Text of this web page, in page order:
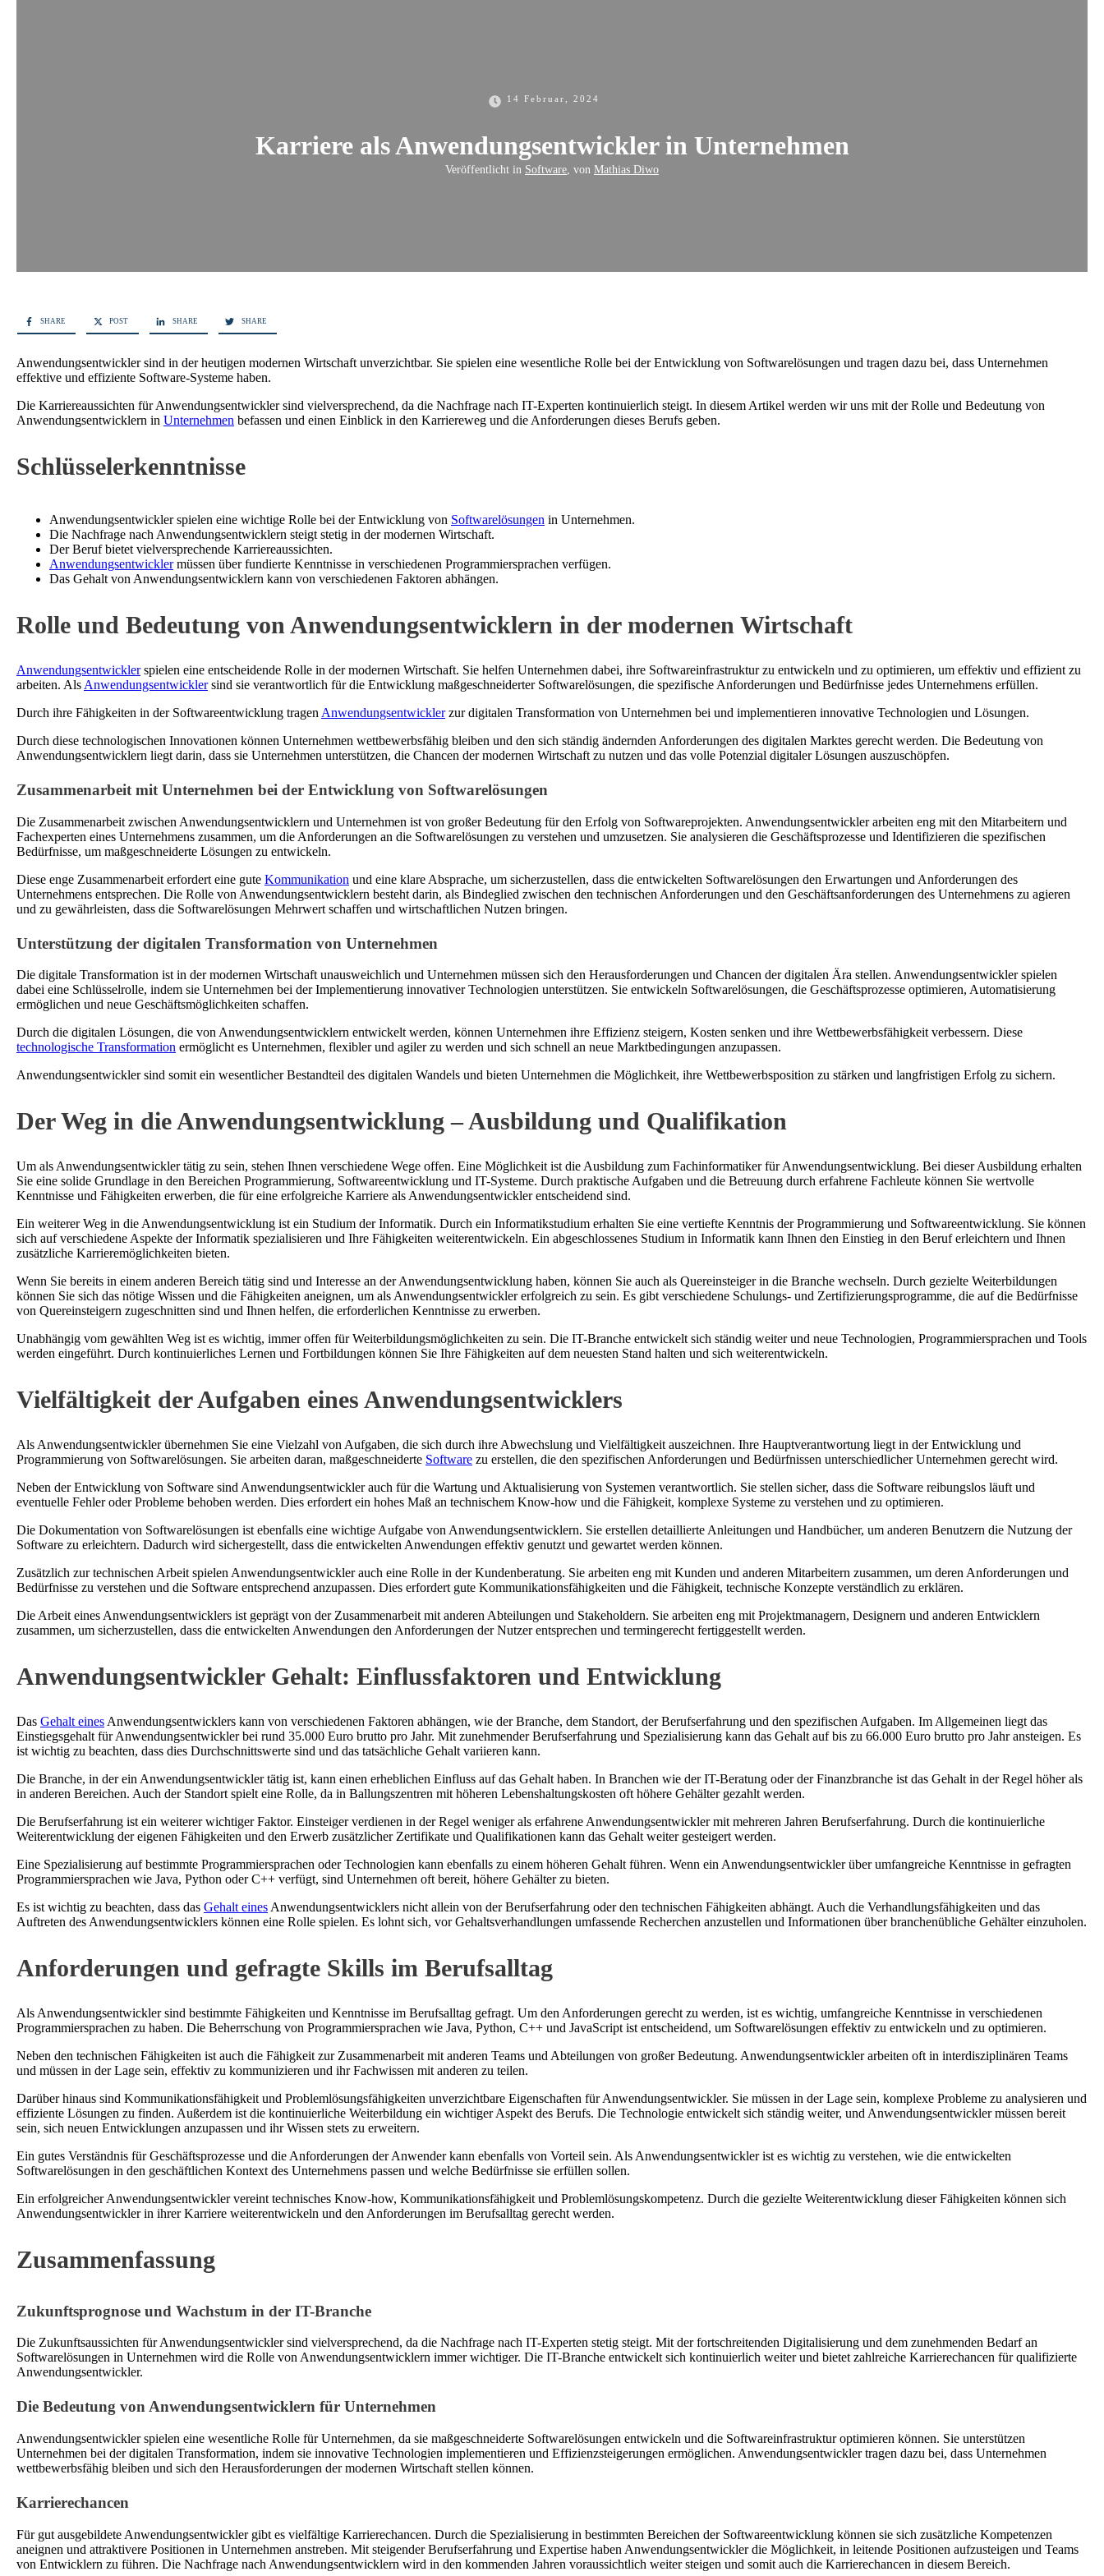
14 Februar, 2024
Karriere als Anwendungsentwickler in Unternehmen
Veröffentlicht in Software , von Mathias Diwo
SHARE POST SHARE SHARE
Anwendungsentwickler sind in der heutigen modernen Wirtschaft unverzichtbar. Sie spielen eine wesentliche Rolle bei der Entwicklung von Softwarelösungen und tragen dazu bei, dass Unternehmen
effektive und effiziente Software-Systeme haben.
Die Karriereaussichten für Anwendungsentwickler sind vielversprechend, da die Nachfrage nach IT-Experten kontinuierlich steigt. In diesem Artikel werden wir uns mit der Rolle und Bedeutung von
Anwendungsentwicklern in Unternehmen befassen und einen Einblick in den Karriereweg und die Anforderungen dieses Berufs geben.
Schlüsselerkenntnisse
Anwendungsentwickler spielen eine wichtige Rolle bei der Entwicklung von Softwarelösungen in Unternehmen.
Die Nachfrage nach Anwendungsentwicklern steigt stetig in der modernen Wirtschaft.
Der Beruf bietet vielversprechende Karriereaussichten.
Anwendungsentwicklermüssen über fundierte Kenntnisse in verschiedenen Programmiersprachen verfügen.
Das Gehalt von Anwendungsentwicklern kann von verschiedenen Faktoren abhängen.
Rolle und Bedeutung von Anwendungsentwicklern in der modernen Wirtschaft
Anwendungsentwicklerspielen eine entscheidende Rolle in der modernen Wirtschaft. Sie helfen Unternehmen dabei, ihre Softwareinfrastruktur zu entwickeln und zu optimieren, um effektiv und effizient zu
arbeiten. Als Anwendungsentwicklersind sie verantwortlich für die Entwicklung maßgeschneiderter Softwarelösungen, die spezifische Anforderungen und Bedürfnisse jedes Unternehmens erfüllen.
Durch ihre Fähigkeiten in der Softwareentwicklung tragen Anwendungsentwicklerzur digitalen Transformation von Unternehmen bei und implementieren innovative Technologien und Lösungen.
Durch diese technologischen Innovationen können Unternehmen wettbewerbsfähig bleiben und den sich ständig ändernden Anforderungen des digitalen Marktes gerecht werden. Die Bedeutung von
Anwendungsentwicklern liegt darin, dass sie Unternehmen unterstützen, die Chancen der modernen Wirtschaft zu nutzen und das volle Potenzial digitaler Lösungen auszuschöpfen.
Zusammenarbeit mit Unternehmen bei der Entwicklung von Softwarelösungen
Die Zusammenarbeit zwischen Anwendungsentwicklern und Unternehmen ist von großer Bedeutung für den Erfolg von Softwareprojekten. Anwendungsentwickler arbeiten eng mit den Mitarbeitern und
Fachexperten eines Unternehmens zusammen, um die Anforderungen an die Softwarelösungen zu verstehen und umzusetzen. Sie analysieren die Geschäftsprozesse und Identifizieren die spezifischen
Bedürfnisse, um maßgeschneiderte Lösungen zu entwickeln.
Diese enge Zusammenarbeit erfordert eine gute Kommunikation und eine klare Absprache, um sicherzustellen, dass die entwickelten Softwarelösungen den Erwartungen und Anforderungen des
Unternehmens entsprechen. Die Rolle von Anwendungsentwicklern besteht darin, als Bindeglied zwischen den technischen Anforderungen und den Geschäftsanforderungen des Unternehmens zu agieren
und zu gewährleisten, dass die Softwarelösungen Mehrwert schaffen und wirtschaftlichen Nutzen bringen.
Unterstützung der digitalen Transformation von Unternehmen
Die digitale Transformation ist in der modernen Wirtschaft unausweichlich und Unternehmen müssen sich den Herausforderungen und Chancen der digitalen Ära stellen. Anwendungsentwickler spielen
dabei eine Schlüsselrolle, indem sie Unternehmen bei der Implementierung innovativer Technologien unterstützen. Sie entwickeln Softwarelösungen, die Geschäftsprozesse optimieren, Automatisierung
ermöglichen und neue Geschäftsmöglichkeiten schaffen.
Durch die digitalen Lösungen, die von Anwendungsentwicklern entwickelt werden, können Unternehmen ihre Effizienz steigern, Kosten senken und ihre Wettbewerbsfähigkeit verbessern. Diese
technologische Transformation ermöglicht es Unternehmen, flexibler und agiler zu werden und sich schnell an neue Marktbedingungen anzupassen.
Anwendungsentwickler sind somit ein wesentlicher Bestandteil des digitalen Wandels und bieten Unternehmen die Möglichkeit, ihre Wettbewerbsposition zu stärken und langfristigen Erfolg zu sichern.
Der Weg in die Anwendungsentwicklung – Ausbildung und Qualifikation
Um als Anwendungsentwickler tätig zu sein, stehen Ihnen verschiedene Wege offen. Eine Möglichkeit ist die Ausbildung zum Fachinformatiker für Anwendungsentwicklung. Bei dieser Ausbildung erhalten
Sie eine solide Grundlage in den Bereichen Programmierung, Softwareentwicklung und IT-Systeme. Durch praktische Aufgaben und die Betreuung durch erfahrene Fachleute können Sie wertvolle
Kenntnisse und Fähigkeiten erwerben, die für eine erfolgreiche Karriere als Anwendungsentwickler entscheidend sind.
Ein weiterer Weg in die Anwendungsentwicklung ist ein Studium der Informatik. Durch ein Informatikstudium erhalten Sie eine vertiefte Kenntnis der Programmierung und Softwareentwicklung. Sie können
sich auf verschiedene Aspekte der Informatik spezialisieren und Ihre Fähigkeiten weiterentwickeln. Ein abgeschlossenes Studium in Informatik kann Ihnen den Einstieg in den Beruf erleichtern und Ihnen
zusätzliche Karrieremöglichkeiten bieten.
Wenn Sie bereits in einem anderen Bereich tätig sind und Interesse an der Anwendungsentwicklung haben, können Sie auch als Quereinsteiger in die Branche wechseln. Durch gezielte Weiterbildungen
können Sie sich das nötige Wissen und die Fähigkeiten aneignen, um als Anwendungsentwickler erfolgreich zu sein. Es gibt verschiedene Schulungs- und Zertifizierungsprogramme, die auf die Bedürfnisse
von Quereinsteigern zugeschnitten sind und Ihnen helfen, die erforderlichen Kenntnisse zu erwerben.
Unabhängig vom gewählten Weg ist es wichtig, immer offen für Weiterbildungsmöglichkeiten zu sein. Die IT-Branche entwickelt sich ständig weiter und neue Technologien, Programmiersprachen und Tools
werden eingeführt. Durch kontinuierliches Lernen und Fortbildungen können Sie Ihre Fähigkeiten auf dem neuesten Stand halten und sich weiterentwickeln.
Vielfältigkeit der Aufgaben eines Anwendungsentwicklers
Als Anwendungsentwickler übernehmen Sie eine Vielzahl von Aufgaben, die sich durch ihre Abwechslung und Vielfältigkeit auszeichnen. Ihre Hauptverantwortung liegt in der Entwicklung und
Programmierung von Softwarelösungen. Sie arbeiten daran, maßgeschneiderte Software zu erstellen, die den spezifischen Anforderungen und Bedürfnissen unterschiedlicher Unternehmen gerecht wird.
Neben der Entwicklung von Software sind Anwendungsentwickler auch für die Wartung und Aktualisierung von Systemen verantwortlich. Sie stellen sicher, dass die Software reibungslos läuft und
eventuelle Fehler oder Probleme behoben werden. Dies erfordert ein hohes Maß an technischem Know-how und die Fähigkeit, komplexe Systeme zu verstehen und zu optimieren.
Die Dokumentation von Softwarelösungen ist ebenfalls eine wichtige Aufgabe von Anwendungsentwicklern. Sie erstellen detaillierte Anleitungen und Handbücher, um anderen Benutzern die Nutzung der
Software zu erleichtern. Dadurch wird sichergestellt, dass die entwickelten Anwendungen effektiv genutzt und gewartet werden können.
Zusätzlich zur technischen Arbeit spielen Anwendungsentwickler auch eine Rolle in der Kundenberatung. Sie arbeiten eng mit Kunden und anderen Mitarbeitern zusammen, um deren Anforderungen und
Bedürfnisse zu verstehen und die Software entsprechend anzupassen. Dies erfordert gute Kommunikationsfähigkeiten und die Fähigkeit, technische Konzepte verständlich zu erklären.
Die Arbeit eines Anwendungsentwicklers ist geprägt von der Zusammenarbeit mit anderen Abteilungen und Stakeholdern. Sie arbeiten eng mit Projektmanagern, Designern und anderen Entwicklern
zusammen, um sicherzustellen, dass die entwickelten Anwendungen den Anforderungen der Nutzer entsprechen und termingerecht fertiggestellt werden.
Anwendungsentwickler Gehalt: Einflussfaktoren und Entwicklung
Das Gehalt eines Anwendungsentwicklers kann von verschiedenen Faktoren abhängen, wie der Branche, dem Standort, der Berufserfahrung und den spezifischen Aufgaben. Im Allgemeinen liegt das
Einstiegsgehalt für Anwendungsentwickler bei rund 35.000 Euro brutto pro Jahr. Mit zunehmender Berufserfahrung und Spezialisierung kann das Gehalt auf bis zu 66.000 Euro brutto pro Jahr ansteigen. Es
ist wichtig zu beachten, dass dies Durchschnittswerte sind und das tatsächliche Gehalt variieren kann.
Die Branche, in der ein Anwendungsentwickler tätig ist, kann einen erheblichen Einfluss auf das Gehalt haben. In Branchen wie der IT-Beratung oder der Finanzbranche ist das Gehalt in der Regel höher als
in anderen Bereichen. Auch der Standort spielt eine Rolle, da in Ballungszentren mit höheren Lebenshaltungskosten oft höhere Gehälter gezahlt werden.
Die Berufserfahrung ist ein weiterer wichtiger Faktor. Einsteiger verdienen in der Regel weniger als erfahrene Anwendungsentwickler mit mehreren Jahren Berufserfahrung. Durch die kontinuierliche
Weiterentwicklung der eigenen Fähigkeiten und den Erwerb zusätzlicher Zertifikate und Qualifikationen kann das Gehalt weiter gesteigert werden.
Eine Spezialisierung auf bestimmte Programmiersprachen oder Technologien kann ebenfalls zu einem höheren Gehalt führen. Wenn ein Anwendungsentwickler über umfangreiche Kenntnisse in gefragten
Programmiersprachen wie Java, Python oder C++ verfügt, sind Unternehmen oft bereit, höhere Gehälter zu bieten.
Es ist wichtig zu beachten, dass das Gehalt eines Anwendungsentwicklers nicht allein von der Berufserfahrung oder den technischen Fähigkeiten abhängt. Auch die Verhandlungsfähigkeiten und das
Auftreten des Anwendungsentwicklers können eine Rolle spielen. Es lohnt sich, vor Gehaltsverhandlungen umfassende Recherchen anzustellen und Informationen über branchenübliche Gehälter einzuholen.
Anforderungen und gefragte Skills im Berufsalltag
Als Anwendungsentwickler sind bestimmte Fähigkeiten und Kenntnisse im Berufsalltag gefragt. Um den Anforderungen gerecht zu werden, ist es wichtig, umfangreiche Kenntnisse in verschiedenen
Programmiersprachen zu haben. Die Beherrschung von Programmiersprachen wie Java, Python, C++ und JavaScript ist entscheidend, um Softwarelösungen effektiv zu entwickeln und zu optimieren.
Neben den technischen Fähigkeiten ist auch die Fähigkeit zur Zusammenarbeit mit anderen Teams und Abteilungen von großer Bedeutung. Anwendungsentwickler arbeiten oft in interdisziplinären Teams
und müssen in der Lage sein, effektiv zu kommunizieren und ihr Fachwissen mit anderen zu teilen.
Darüber hinaus sind Kommunikationsfähigkeit und Problemlösungsfähigkeiten unverzichtbare Eigenschaften für Anwendungsentwickler. Sie müssen in der Lage sein, komplexe Probleme zu analysieren und
effiziente Lösungen zu finden. Außerdem ist die kontinuierliche Weiterbildung ein wichtiger Aspekt des Berufs. Die Technologie entwickelt sich ständig weiter, und Anwendungsentwickler müssen bereit
sein, sich neuen Entwicklungen anzupassen und ihr Wissen stets zu erweitern.
Ein gutes Verständnis für Geschäftsprozesse und die Anforderungen der Anwender kann ebenfalls von Vorteil sein. Als Anwendungsentwickler ist es wichtig zu verstehen, wie die entwickelten
Softwarelösungen in den geschäftlichen Kontext des Unternehmens passen und welche Bedürfnisse sie erfüllen sollen.
Ein erfolgreicher Anwendungsentwickler vereint technisches Know-how, Kommunikationsfähigkeit und Problemlösungskompetenz. Durch die gezielte Weiterentwicklung dieser Fähigkeiten können sich
Anwendungsentwickler in ihrer Karriere weiterentwickeln und den Anforderungen im Berufsalltag gerecht werden.
Zusammenfassung
Zukunftsprognose und Wachstum in der IT-Branche
Die Zukunftsaussichten für Anwendungsentwickler sind vielversprechend, da die Nachfrage nach IT-Experten stetig steigt. Mit der fortschreitenden Digitalisierung und dem zunehmenden Bedarf an
Softwarelösungen in Unternehmen wird die Rolle von Anwendungsentwicklern immer wichtiger. Die IT-Branche entwickelt sich kontinuierlich weiter und bietet zahlreiche Karrierechancen für qualifizierte
Anwendungsentwickler.
Die Bedeutung von Anwendungsentwicklern für Unternehmen
Anwendungsentwickler spielen eine wesentliche Rolle für Unternehmen, da sie maßgeschneiderte Softwarelösungen entwickeln und die Softwareinfrastruktur optimieren können. Sie unterstützen
Unternehmen bei der digitalen Transformation, indem sie innovative Technologien implementieren und Effizienzsteigerungen ermöglichen. Anwendungsentwickler tragen dazu bei, dass Unternehmen
wettbewerbsfähig bleiben und sich den Herausforderungen der modernen Wirtschaft stellen können.
Karrierechancen
Für gut ausgebildete Anwendungsentwickler gibt es vielfältige Karrierechancen. Durch die Spezialisierung in bestimmten Bereichen der Softwareentwicklung können sie sich zusätzliche Kompetenzen
aneignen und attraktivere Positionen in Unternehmen anstreben. Mit steigender Berufserfahrung und Expertise haben Anwendungsentwickler die Möglichkeit, in leitende Positionen aufzusteigen und Teams
von Entwicklern zu führen. Die Nachfrage nach Anwendungsentwicklern wird in den kommenden Jahren voraussichtlich weiter steigen und somit auch die Karrierechancen in diesem Bereich.